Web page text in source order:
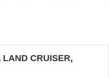
CRUISER,